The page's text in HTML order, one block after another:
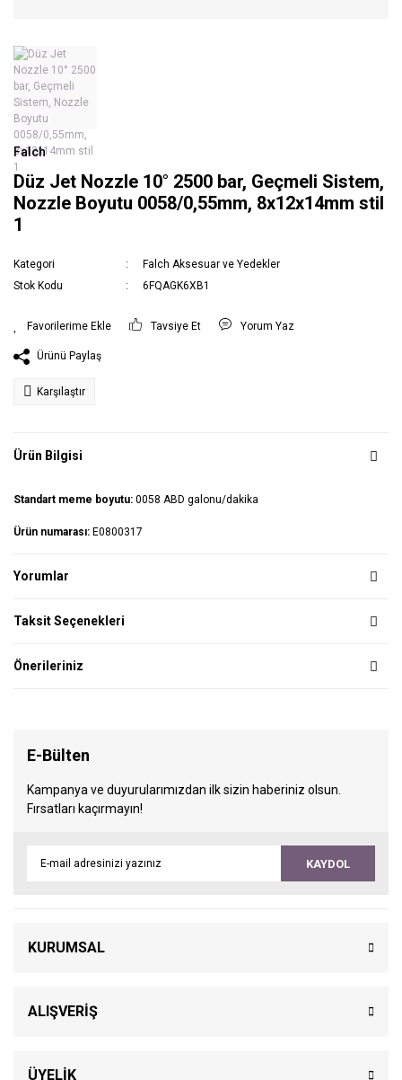
Falch
Düz Jet Nozzle 10° 2500 bar, Geçmeli Sistem,
Nozzle Boyutu 0058/0,55mm, 8x12x14mm stil
1
Kategori
Falch Aksesuar ve Yedekler
Stok Kodu
6FQAGK6XB1
Tavsiye Et Yorum Yaz
Ürünü Paylaş
Karşılaştır
Ürün Bilgisi
Standart meme boyutu: 0058 ABD galonu/dakika
Ürün numarası: E0800317
Yorumlar
Taksit Seçenekleri
Önerileriniz
E-Bülten
Kampanya ve duyurularımızdan ilk sizin haberiniz olsun.
Fırsatları kaçırmayın!
KAYDOL
KURUMSAL
ALIŞVERİŞ
ÜYELİK